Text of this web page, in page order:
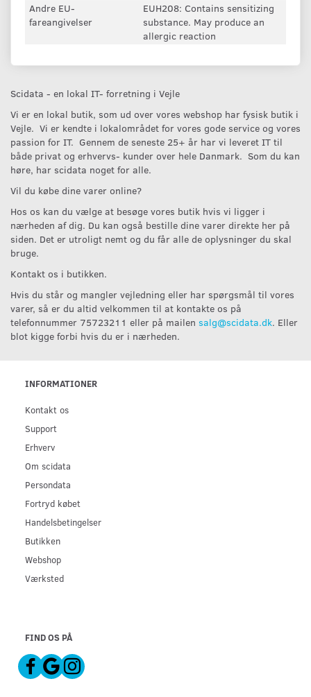
Andre EU-
fareangivelser
EUH208: Contains sensitizing
substance. May produce an
allergic reaction
Scidata - en lokal IT- forretning i Vejle
Vi er en lokal butik, som ud over vores webshop har fysisk butik i
Vejle. Vi er kendte i lokalområdet for vores gode service og vores
passion for IT. Gennem de seneste 25+ år har vi leveret IT til
både privat og erhvervs- kunder over hele Danmark. Som du kan
høre, har scidata noget for alle.
Vil du købe dine varer online?
Hos os kan du vælge at besøge vores butik hvis vi ligger i
nærheden af dig. Du kan også bestille dine varer direkte her på
siden. Det er utroligt nemt og du får alle de oplysninger du skal
bruge.
Kontakt os i butikken.
Hvis du står og mangler vejledning eller har spørgsmål til vores
varer, så er du altid velkommen til at kontakte os på
telefonnummer 75723211 eller på mailen salg@scidata.dk. Eller
blot kigge forbi hvis du er i nærheden.
INFORMATIONER
Kontakt os
Support
Erhverv
Om scidata
Persondata
Fortryd købet
Handelsbetingelser
Butikken
Webshop
Værksted
FIND OS PÅ